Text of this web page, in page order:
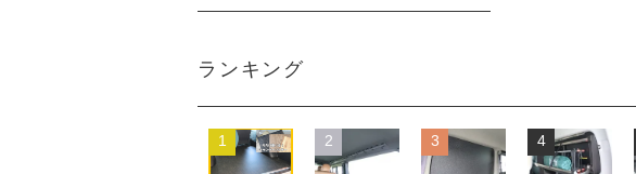
ランキング
1 2 3 4